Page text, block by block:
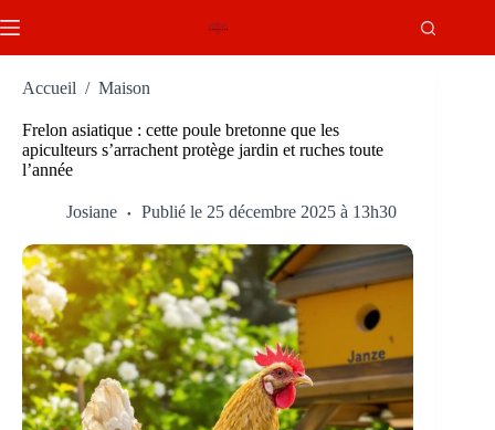
au
Accueil / Maison
Frelon asiatique : cette poule bretonne que les
apiculteurs s’arrachent protège jardin et ruches toute
l’année
Josiane Publié le 25 décembre 2025 à 13h30